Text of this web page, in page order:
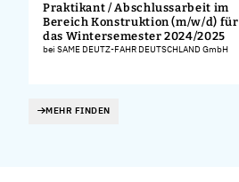
Praktikant / Abschlussarbeit im
Bereich Konstruktion (m/w/d) für
das Wintersemester 2024/2025
bei SAME DEUTZ-FAHR DEUTSCHLAND GmbH
MEHR FINDEN